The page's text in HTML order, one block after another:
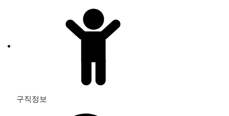
구직정보